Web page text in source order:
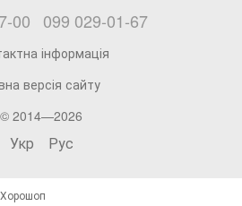
00 099 029-01-67
інформація
версія сайту
© 2014—2026
Укр Рус
Хорошоп